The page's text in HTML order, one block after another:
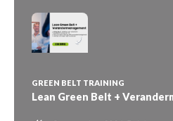
GREEN BELT TRAINING
Lean Green Belt +